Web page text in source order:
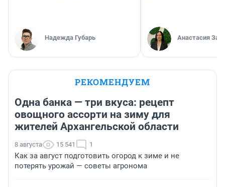
Надежда Губарь Анастасия
РЕКОМЕНДУЕМ
Одна банка — три вкуса: рецепт
овощного ассорти на зиму для
жителей Архангельской области
8 августа 15 541 1
Как за август подготовить огород к зиме и не
потерять урожай — советы агронома